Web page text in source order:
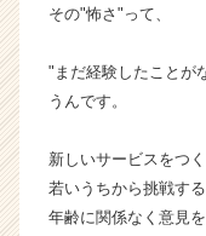
その"怖さ"って、
"まだ経験したことが
うんです。
新しいサービスをつく
若いうちから挑戦する
年齢に関係なく意見を